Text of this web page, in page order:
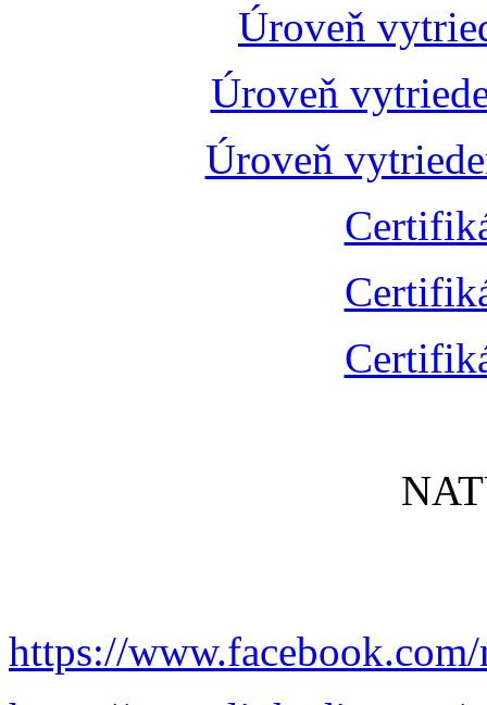
Úroveň
Úroveň
Úroveň
https://